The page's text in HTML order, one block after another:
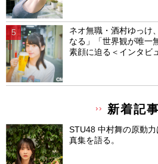
ネオ無職・酒村ゆっけ
なる」「世界観が唯一
素顔に迫る＜インタビ
新着記事
STU48 中村舞の原動
真集を語る。